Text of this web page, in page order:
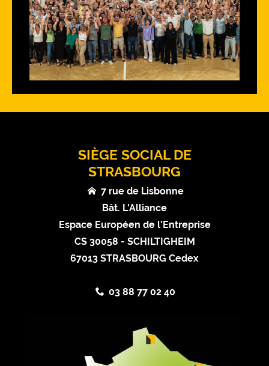
SIÈGE SOCIAL DE
STRASBOURG
7 rue de Lisbonne
Bât. L'Alliance
Espace Européen de l’Entreprise
CS 30058 - SCHILTIGHEIM
67013 STRASBOURG Cedex
03 88 77 02 40